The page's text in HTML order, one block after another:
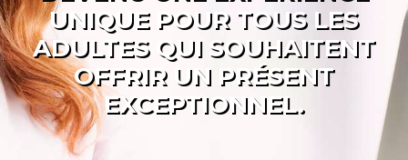
UNIQUE POUR TOUS LES
ADULTES QUI SOUHAITENT
OFFRIR UN PRÉSENT
EXCEPTIONNEL.